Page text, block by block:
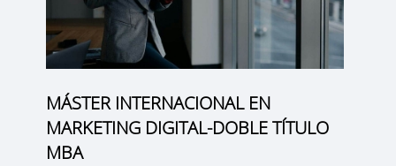
MÁSTER INTERNACIONAL EN
MARKETING DIGITAL-DOBLE TÍTULO
MBA